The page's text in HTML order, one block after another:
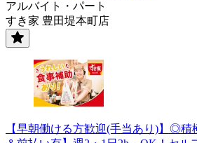
アルバイト・パート
すき家 豊田堤本町店
【早朝働ける方歓迎(手当あり)】◎